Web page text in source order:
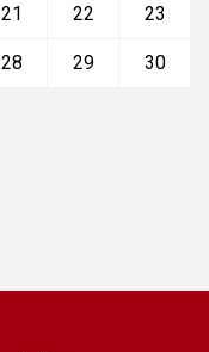
21 22 23
28 29 30